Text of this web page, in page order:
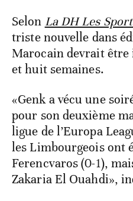
Selon La DH Les
triste nouvelle dans
Marocain devrait
et huit semaines.
«Genk a vécu une
pour son deuxième
ligue de l’Europa
les Limbourgeois ont
Ferencvaros (0-1),
Zakaria El Ouahdi»,